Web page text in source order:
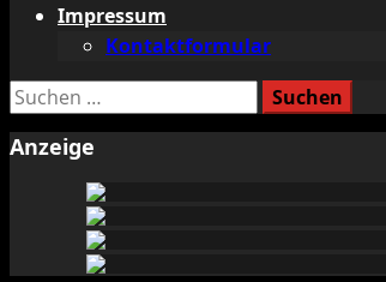
Impressum
Kontaktformular
Suchen
Anzeige